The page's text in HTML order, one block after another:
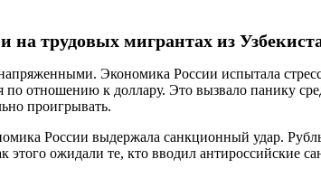
на трудовых мигрантах из
Экономика России испытала
отношению к доллару. Это вызвало панику
проигрывать.
России выдержала санкционный удар.
ожидали те, кто вводил антироссийские